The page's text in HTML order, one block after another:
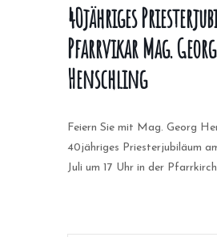
40jähriges
Pfarrvikar Mag. Georg
Henschling
Feiern Sie mit Mag. Georg
40jähriges Priesterjubiläum
Juli um 17 Uhr in der